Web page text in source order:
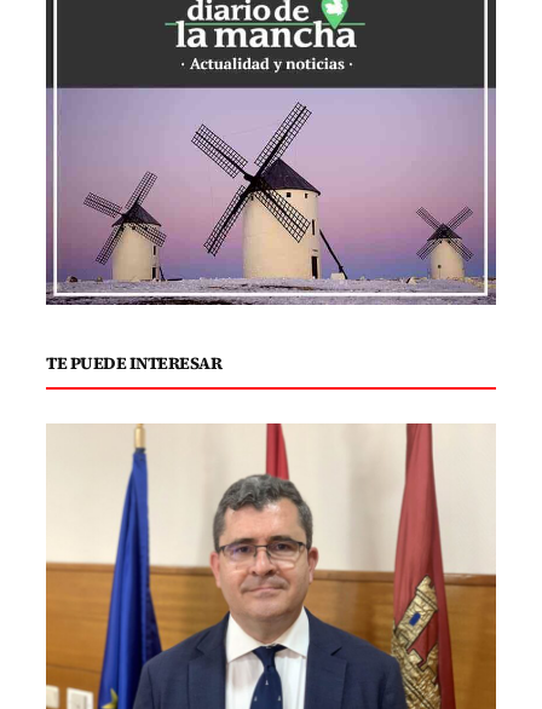
TE PUEDE INTERESAR